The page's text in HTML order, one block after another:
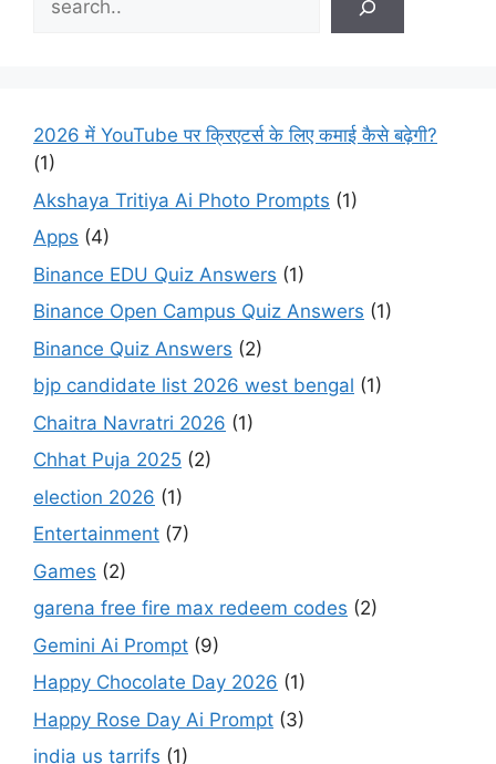
2026 में YouTube पर क्रिएटर्स के लिए कमाई कैसे बढ़ेगी?
(1)
Akshaya Tritiya Ai Photo Prompts (1)
Apps (4)
Binance EDU Quiz Answers (1)
Binance Open Campus Quiz Answers (1)
Binance Quiz Answers (2)
bjp candidate list 2026 west bengal (1)
Chaitra Navratri 2026 (1)
Chhat Puja 2025 (2)
election 2026 (1)
Entertainment (7)
Games (2)
garena free fire max redeem codes (2)
Gemini Ai Prompt (9)
Happy Chocolate Day 2026 (1)
Happy Rose Day Ai Prompt (3)
india us tarrifs (1)